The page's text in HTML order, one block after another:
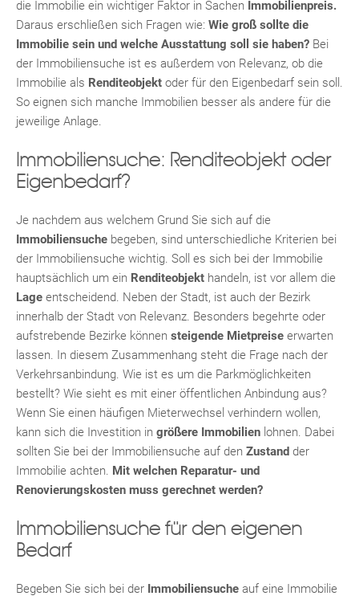
die Immobilie ein wichtiger Faktor in Sachen Immobilienpreis.
Daraus erschließen sich Fragen wie: Wie groß sollte die
Immobilie sein und welche Ausstattung soll sie haben? Bei
der Immobiliensuche ist es außerdem von Relevanz, ob die
Immobilie als Renditeobjekt oder für den Eigenbedarf sein soll.
So eignen sich manche Immobilien besser als andere für die
jeweilige Anlage.
Immobiliensuche: Renditeobjekt oder
Eigenbedarf?
Je nachdem aus welchem Grund Sie sich auf die
Immobiliensuche begeben, sind unterschiedliche Kriterien bei
der Immobiliensuche wichtig. Soll es sich bei der Immobilie
hauptsächlich um ein Renditeobjekt handeln, ist vor allem die
Lage entscheidend. Neben der Stadt, ist auch der Bezirk
innerhalb der Stadt von Relevanz. Besonders begehrte oder
aufstrebende Bezirke können steigende Mietpreise erwarten
lassen. In diesem Zusammenhang steht die Frage nach der
Verkehrsanbindung. Wie ist es um die Parkmöglichkeiten
bestellt? Wie sieht es mit einer öffentlichen Anbindung aus?
Wenn Sie einen häufigen Mieterwechsel verhindern wollen,
kann sich die Investition in größere Immobilien lohnen. Dabei
sollten Sie bei der Immobiliensuche auf den Zustand der
Immobilie achten. Mit welchen Reparatur- und
Renovierungskosten muss gerechnet werden?
Immobiliensuche für den eigenen
Bedarf
Begeben Sie sich bei der Immobiliensuche auf eine Immobilie